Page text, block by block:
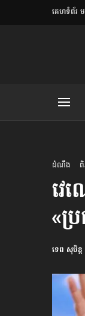
គេហទំព័រ ម
ដំណឹង
វេ
«ប្
ទេព សុបិន្ត
ត៖ «កាមតណ្ហា​
ខឹម វាសនា ថា«ស្រី
ប្រពៃណី​«ដេញប្រុ
អឹមបាពេ ប្រកាសជា
ចាកចេញពីក្រុម ប៉ា